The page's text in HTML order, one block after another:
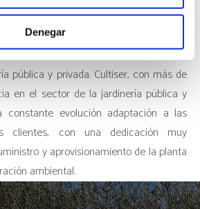
Denegar
ejemplares -Premium Plants- que
pública y privada. Cultiser, con más de
en el sector de la jardinería pública y
constante evolución adaptación a las
clientes, con una dedicación muy
y aprovisionamiento de la planta
ambiental.